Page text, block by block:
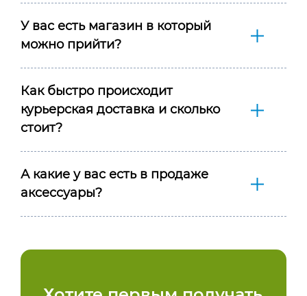
У вас есть магазин в который
можно прийти?
Как быстро происходит
курьерская доставка и сколько
стоит?
А какие у вас есть в продаже
аксессуары?